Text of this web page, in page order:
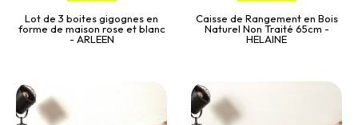
Lot de 3 boites gigognes en
forme de maison rose et blanc
- ARLEEN
Caisse de Rangement en Bois
Naturel Non Traité 65cm -
HELAINE